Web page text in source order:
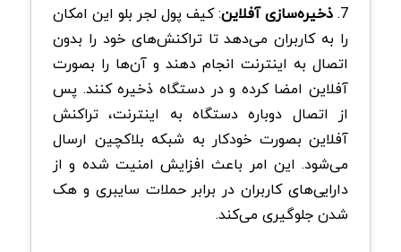
7. ذخیره‌سازی آفلاین: کیف پول لجر بلو این امکان
را به کاربران می‌دهد تا تراکنش‌های خود را بدون
اتصال به اینترنت انجام دهند و آن‌ها را بصورت
آفلاین امضا کرده و در دستگاه ذخیره کنند. پس
از اتصال دوباره دستگاه به اینترنت، تراکنش
آفلاین بصورت خودکار به شبکه بلاکچین ارسال
می‌شود. این امر باعث افزایش امنیت شده و از
دارایی‌های کاربران در برابر حملات سایبری و هک
شدن جلوگیری می‌کند.